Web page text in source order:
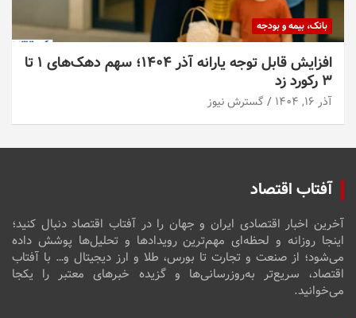
بانک، بیمه و بودجه
افزایش قابل توجه یارانه آذر ۱۴۰۴؛ سهم دهک‌های ۱ تا
۳ رکورد زد
آذر ۱۶, ۱۴۰۴ گسترش نیوز
آفتاب اقتصاد
آخرین اخبار اقتصادی ایران و جهان را در آفتاب اقتصاد دنبال کنید؛
اینجا روزانه و لحظه‌ای مهم‌ترین رویدادها و تحلیل‌ها پوشش داده
می‌شود؛ از صنعت و تجارت تا بورس، طلا و ارز دیجیتال و… با آفتاب
اقتصاد، سریع‌تر به‌روزرسانی‌ها و گزیده خبرهای معتبر را یکجا
می‌خوانید.